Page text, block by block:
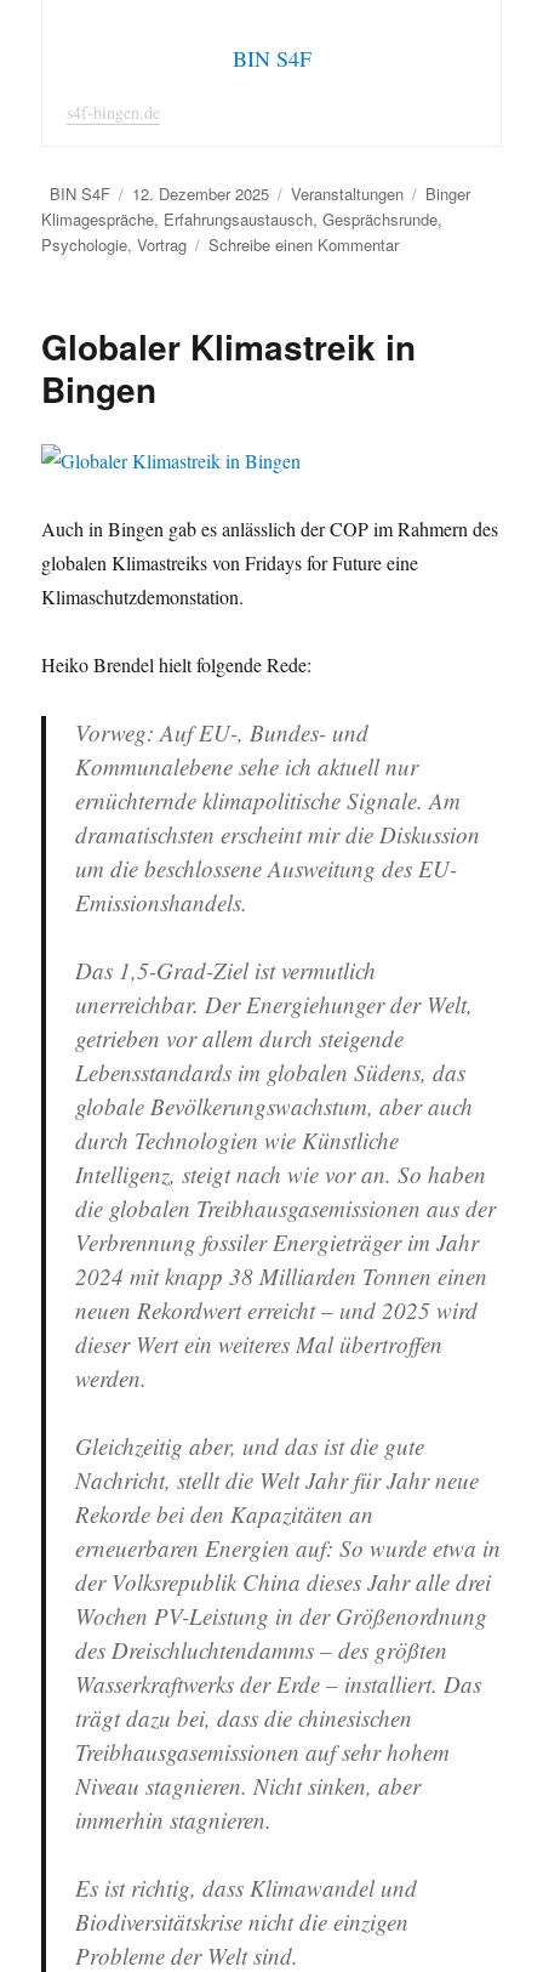
BIN S4F
s4f-bingen.de
Autor
BIN S4F
Veröffentlicht
am
12. Dezember 2025 Kategorien
Veranstaltungen Schlagwörter
Binger
Klimagespräche, Erfahrungsaustausch,Gesprächsrunde,
Psychologie,Vortrag Schreibe einen Kommentarzu
for
–
und
8.1.2026
Globaler Klimastreik in
Bingen
Auch in Bingen gab es anlässlich der COP im Rahmern des
globalen Klimastreiks von Fridays for Future eine
Klimaschutzdemonstation.
Heiko Brendel hielt folgende Rede:
Vorweg: Auf EU-, Bundes- und
Kommunalebene sehe ich aktuell nur
ernüchternde klimapolitische Signale. Am
dramatischsten erscheint mir die Diskussion
um die beschlossene Ausweitung des EU-
Emissionshandels.
Das 1,5-Grad-Ziel ist vermutlich
unerreichbar. Der Energiehunger der Welt,
getrieben vor allem durch steigende
Lebensstandards im globalen Südens, das
globale Bevölkerungswachstum, aber auch
durch Technologien wie Künstliche
Intelligenz, steigt nach wie vor an. So haben
die globalen Treibhausgasemissionen aus der
Verbrennung fossiler Energieträger im Jahr
2024 mit knapp 38 Milliarden Tonnen einen
neuen Rekordwert erreicht – und 2025 wird
dieser Wert ein weiteres Mal übertroffen
werden.
Gleichzeitig aber, und das ist die gute
Nachricht, stellt die Welt Jahr für Jahr neue
Rekorde bei den Kapazitäten an
erneuerbaren Energien auf: So wurde etwa in
der Volksrepublik China dieses Jahr alle drei
Wochen PV-Leistung in der Größenordnung
des Dreischluchtendamms – des größten
Wasserkraftwerks der Erde – installiert. Das
trägt dazu bei, dass die chinesischen
Treibhausgasemissionen auf sehr hohem
Niveau stagnieren. Nicht sinken, aber
immerhin stagnieren.
Es ist richtig, dass Klimawandel und
Biodiversitätskrise nicht die einzigen
Probleme der Welt sind.